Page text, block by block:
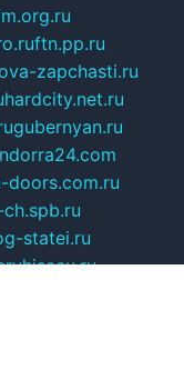
ftn.pp.ru
zapchasti.ru
hardcity.net.ru
gubernyan.ru
doors.com.ru
statei.ru